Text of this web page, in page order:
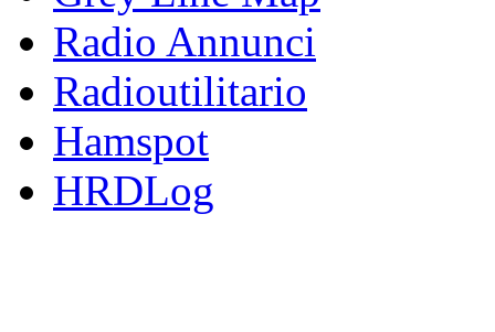
Radio Annunci
Radioutilitario
Hamspot
HRDLog